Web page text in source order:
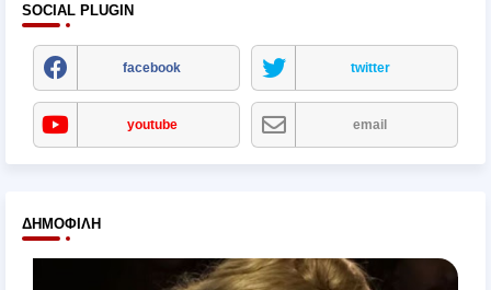
SOCIAL PLUGIN
facebook twitter
youtube email
ΔΗΜΟΦΙΛΉ